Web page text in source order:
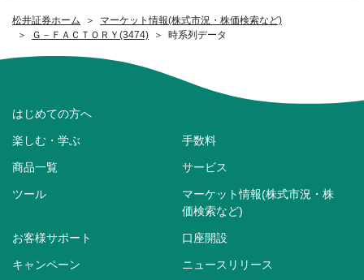
松井証券ホーム
マーケット情報(株式市況・株価検索など)
Ｇ－ＦＡＣＴＯＲＹ(3474)
時系列データ
はじめての方へ
楽しむ・学ぶ 手数料
商品一覧 サービス
ツール
マーケット情報(株式市況・株
価検索など)
お客様サポート 口座開設
キャンペーン ニュースリリース